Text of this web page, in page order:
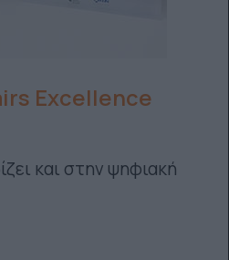
Excellence
και στην ψηφιακή